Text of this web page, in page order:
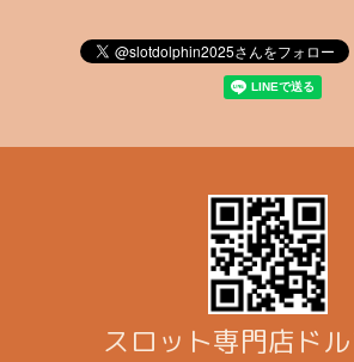
スロット専門店ド